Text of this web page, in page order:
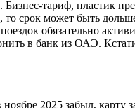
Бизнес-тариф, пластик
срок может быть
обязательно
в банк из ОАЭ.
2025 забыл, карту